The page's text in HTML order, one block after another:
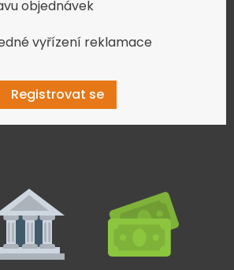
objednávek
vyřízení reklamace
Registrovat se